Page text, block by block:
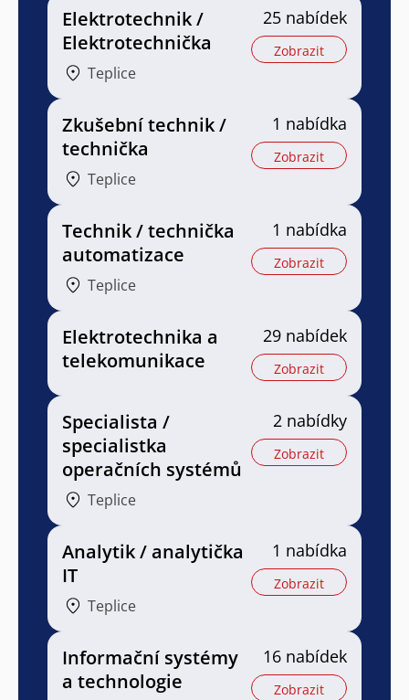
Elektrotechnik /
Elektrotechnička
Teplice
25 nabídek
Zobrazit
Zkušební technik /
technička
Teplice
1 nabídka
Zobrazit
Technik / technička
automatizace
Teplice
1 nabídka
Zobrazit
Elektrotechnika a
telekomunikace
29 nabídek
Zobrazit
Specialista /
specialistka
operačních systémů
Teplice
2 nabídky
Zobrazit
Analytik / analytička
IT
Teplice
1 nabídka
Zobrazit
Informační systémy
a technologie
16 nabídek
Zobrazit